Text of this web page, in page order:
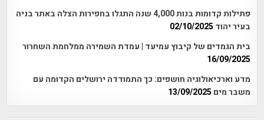
פתילות קדומות בנות 4,000 שנה התגלו בחפירות הצלה באתר בניה
בעיר יהוד 02/10/2025
בית הגמדים של קיבוץ עמיעד | עמדת השמירה ממלחמת השחרור
16/09/2025
מדע וארכיאולוגיה חושפים: כך התמודדה ירושלים הקדומה עם
משבר מים 13/09/2025